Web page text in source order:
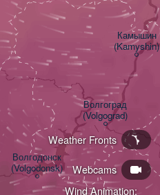
Wind Animation:
Webcams
Weather Fronts
Волгоград
(Volgograd)
Волгодонск
(Volgodonsk)
Камышин
(Kamyshin)